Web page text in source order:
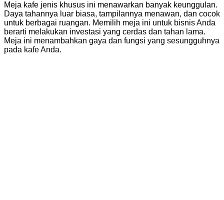
Meja kafe jenis khusus ini menawarkan banyak keunggulan.
Daya tahannya luar biasa, tampilannya menawan, dan cocok
untuk berbagai ruangan. Memilih meja ini untuk bisnis Anda
berarti melakukan investasi yang cerdas dan tahan lama.
Meja ini menambahkan gaya dan fungsi yang sesungguhnya
pada kafe Anda.